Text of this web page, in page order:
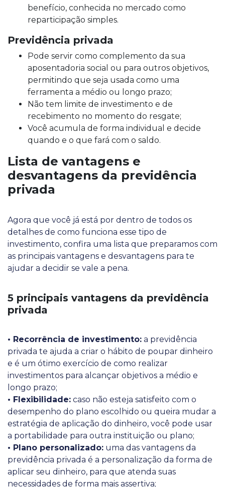
benefício, conhecida no mercado como
reparticipação simples.
Previdência privada
Pode servir como complemento da sua
aposentadoria social ou para outros objetivos,
permitindo que seja usada como uma
ferramenta a médio ou longo prazo;
Não tem limite de investimento e de
recebimento no momento do resgate;
Você acumula de forma individual e decide
quando e o que fará com o saldo.
Lista de vantagens e
desvantagens da previdência
privada
Agora que você já está por dentro de todos os
detalhes de como funciona esse tipo de
investimento, confira uma lista que preparamos com
as principais vantagens e desvantagens para te
ajudar a decidir se vale a pena.
5 principais vantagens da previdência
privada
• Recorrência de investimento: a previdência
privada te ajuda a criar o hábito de poupar dinheiro
e é um ótimo exercício de como realizar
investimentos para alcançar objetivos a médio e
longo prazo;
• Flexibilidade: caso não esteja satisfeito com o
desempenho do plano escolhido ou queira mudar a
estratégia de aplicação do dinheiro, você pode usar
a portabilidade para outra instituição ou plano;
• Plano personalizado: uma das vantagens da
previdência privada é a personalização da forma de
aplicar seu dinheiro, para que atenda suas
necessidades de forma mais assertiva;